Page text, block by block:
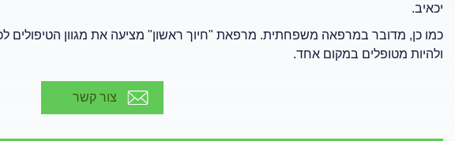
יכאיב.
כמו כן, מדובר במרפאה משפחתית. מרפאת "חיוך ראשון" מציעה את מגוון הטיפולים
ולהיות מטופלים במקום אחד.
צור קשר